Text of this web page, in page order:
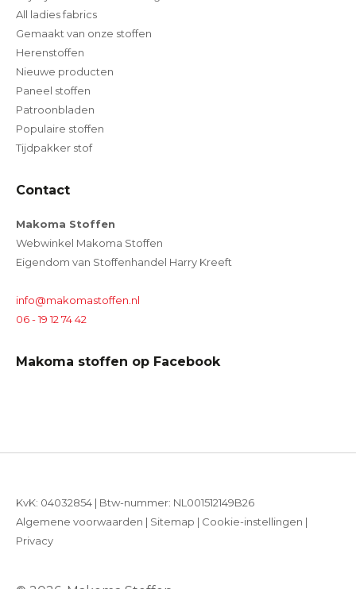
All ladies fabrics
Gemaakt van onze stoffen
Herenstoffen
Nieuwe producten
Paneel stoffen
Patroonbladen
Populaire stoffen
Tijdpakker stof
Contact
Makoma Stoffen
Webwinkel Makoma Stoffen
Eigendom van Stoffenhandel Harry Kreeft
info@makomastoffen.nl
06 - 19 12 74 42
Makoma stoffen op Facebook
KvK: 04032854 | Btw-nummer: NL001512149B26
Algemene voorwaarden | Sitemap | Cookie-instellingen |
Privacy